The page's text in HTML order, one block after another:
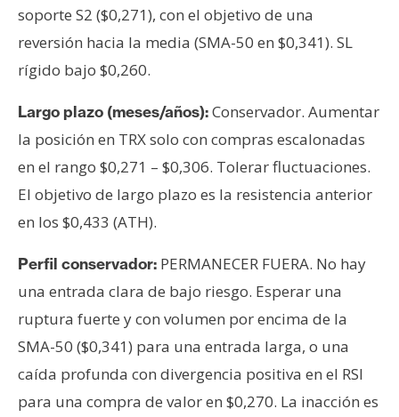
soporte S2 ($0,271), con el objetivo de una
reversión hacia la media (SMA-50 en $0,341). SL
rígido bajo $0,260.
Largo plazo (meses/años):Conservador. Aumentar
la posición en TRX solo con compras escalonadas
en el rango $0,271 – $0,306. Tolerar fluctuaciones.
El objetivo de largo plazo es la resistencia anterior
en los $0,433 (ATH).
Perfil conservador: PERMANECER FUERA. No hay
una entrada clara de bajo riesgo. Esperar una
ruptura fuerte y con volumen por encima de la
SMA-50 ($0,341) para una entrada larga, o una
caída profunda con divergencia positiva en el RSI
para una compra de valor en $0,270. La inacción es